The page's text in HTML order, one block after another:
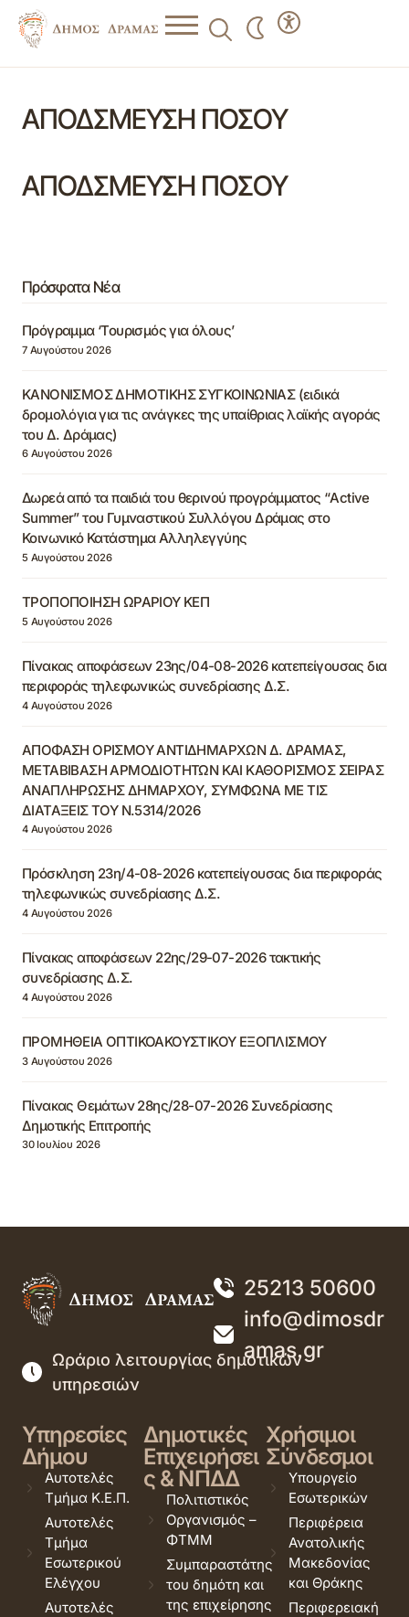
ΑΠΟΔΣΜΕΥΣΗ ΠΟΣΟΥ
ΑΠΟΔΣΜΕΥΣΗ ΠΟΣΟΥ
Πρόσφατα Νέα
Πρόγραμμα ‘Τουρισμός για όλους’
7 Αυγούστου 2026
ΚΑΝΟΝΙΣΜΟΣ ΔΗΜΟΤΙΚΗΣ ΣΥΓΚΟΙΝΩΝΙΑΣ (ειδικά
δρομολόγια για τις ανάγκες της υπαίθριας λαϊκής αγοράς
του Δ. Δράμας)
6 Αυγούστου 2026
Δωρεά από τα παιδιά του θερινού προγράμματος “Active
Summer” του Γυμναστικού Συλλόγου Δράμας στο
Κοινωνικό Κατάστημα Αλληλεγγύης
5 Αυγούστου 2026
ΤΡΟΠΟΠΟΙΗΣΗ ΩΡΑΡΙΟΥ ΚΕΠ
5 Αυγούστου 2026
Πίνακας αποφάσεων 23ης/04-08-2026 κατεπείγουσας δια
περιφοράς τηλεφωνικώς συνεδρίασης Δ.Σ.
4 Αυγούστου 2026
ΑΠΟΦΑΣΗ ΟΡΙΣΜΟΥ ΑΝΤΙΔΗΜΑΡΧΩΝ Δ. ΔΡΑΜΑΣ,
ΜΕΤΑΒΙΒΑΣΗ ΑΡΜΟΔΙΟΤΗΤΩΝ ΚΑΙ ΚΑΘΟΡΙΣΜΟΣ ΣΕΙΡΑΣ
ΑΝΑΠΛΗΡΩΣΗΣ ΔΗΜΑΡΧΟΥ, ΣΥΜΦΩΝΑ ΜΕ ΤΙΣ
ΔΙΑΤΑΞΕΙΣ ΤΟΥ Ν.5314/2026
4 Αυγούστου 2026
Πρόσκληση 23η/4-08-2026 κατεπείγουσας δια περιφοράς
τηλεφωνικώς συνεδρίασης Δ.Σ.
4 Αυγούστου 2026
Πίνακας αποφάσεων 22ης/29-07-2026 τακτικής
συνεδρίασης Δ.Σ.
4 Αυγούστου 2026
ΠΡΟΜΗΘΕΙΑ ΟΠΤΙΚΟΑΚΟΥΣΤΙΚΟΥ ΕΞΟΠΛΙΣΜΟΥ
3 Αυγούστου 2026
Πίνακας Θεμάτων 28ης/28-07-2026 Συνεδρίασης
Δημοτικής Επιτροπής
30 Ιουλίου 2026
25213 50600
info@dimosdr
amas.gr
Ωράριο λειτουργίας δημοτικών
υπηρεσιών
Υπηρεσίες
Δήμου
Αυτοτελές
Τμήμα Κ.Ε.Π.
Αυτοτελές
Τμήμα
Εσωτερικού
Ελέγχου
Αυτοτελές
Δημοτικές
Επιχειρήσει
ς & ΝΠΔΔ
Πολιτιστικός
Οργανισμός –
ΦΤΜΜ
Συμπαραστάτης
του δημότη και
της επιχείρησης
Χρήσιμοι
Σύνδεσμοι
Υπουργείο
Εσωτερικών
Περιφέρεια
Ανατολικής
Μακεδονίας
και Θράκης
Περιφερειακή